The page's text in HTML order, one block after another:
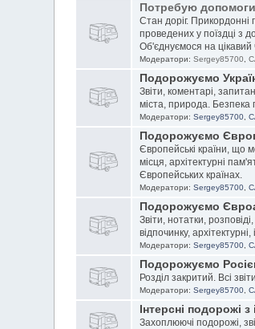
Потребую
Стан доріг. Прикордонні
проведених у поїздці з
Об'єднуємося на цікавий
Модератори: Sergey85700
Подорожуємо
Звіти, коментарі,
міста, природа. Безпека
Модератори: Sergey85700,
Подорожуємо
Європейські країни, що
місця, архітектурні
Європейських країнах.
Модератори: Sergey85700,
Подорожуємо
Звіти, нотатки,
відпочинку,
Модератори: Sergey85700,
Подорожуємо
Розділ закритий. Всі
Модератори: Sergey85700,
Інтерсні подорожі з
Захоплюючі подорожі,